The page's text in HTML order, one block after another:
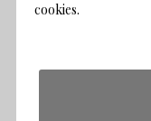
cookies.